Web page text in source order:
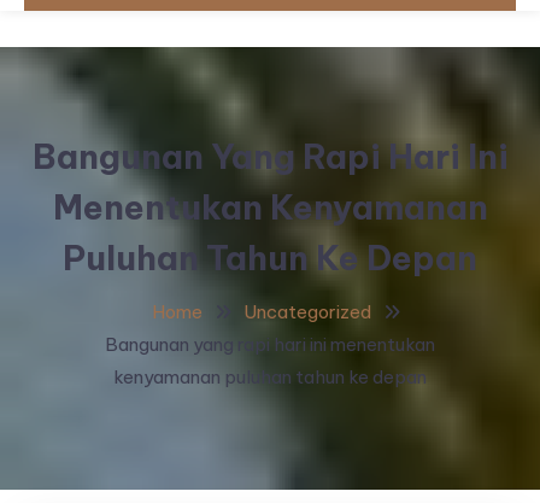
Bangunan Yang Rapi Hari Ini
Menentukan Kenyamanan
Puluhan Tahun Ke Depan
Home
Uncategorized
Bangunan yang rapi hari ini menentukan
kenyamanan puluhan tahun ke depan